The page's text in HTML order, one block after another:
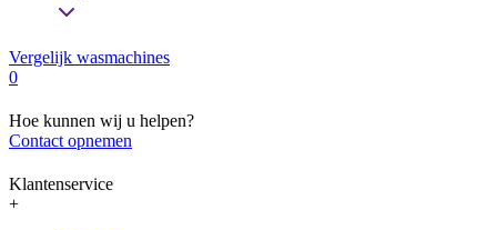
Vergelijk wasmachines
0
Hoe kunnen wij u helpen?
Contact opnemen
Klantenservice
+